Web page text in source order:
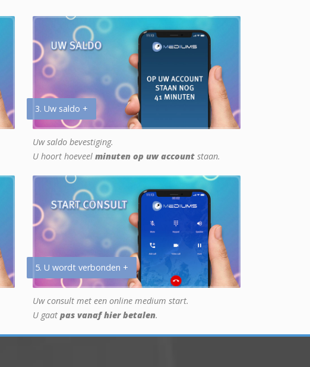
3. Uw saldo +
Uw saldo bevestiging.
U hoort hoeveel minuten op uw account staan.
5. U wordt verbonden +
Uw consult met een online medium start.
U gaat pas vanaf hier betalen.